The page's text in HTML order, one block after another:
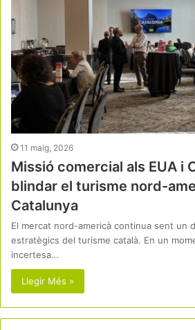
11 maig, 2026
Missió comercial als EUA i
blindar el turisme nord-
Catalunya
El mercat nord-americà continua sent un
estratègics del turisme català. En un
incertesa…
Llegir Més »